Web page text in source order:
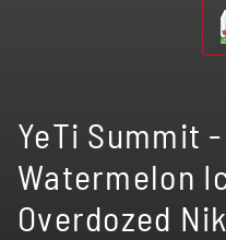
YeTi Summit
Watermelon
Overdozed